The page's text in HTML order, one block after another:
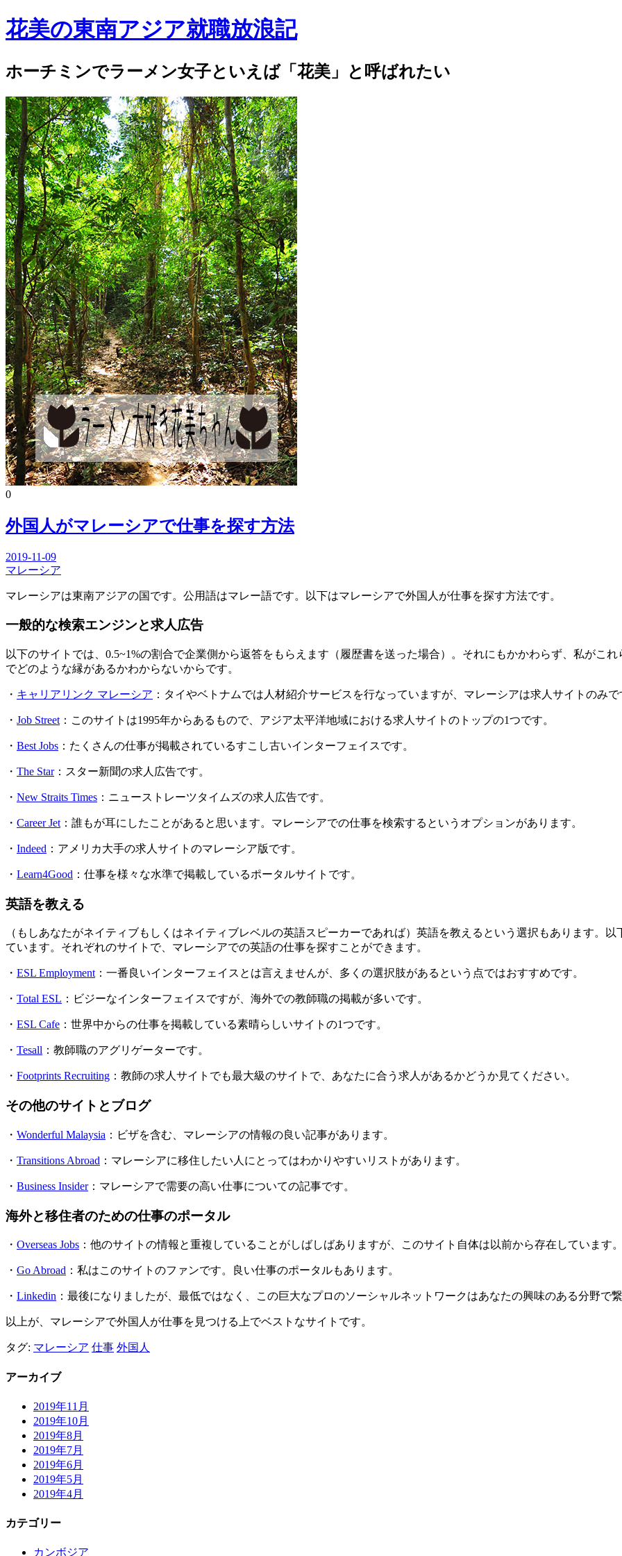
花美の東南アジア就職放浪記
ホーチミンでラーメン女子といえば「花美」と呼ばれたい
0
外国人がマレーシアで仕事を探す方法
2019-11-09
マレーシア
マレーシアは東南アジアの国です。公用語はマレー語です。以下はマレーシアで外国人が仕事を探す方法です。
一般的な検索エンジンと求人広告
以下のサイトでは、0.5~1%の割合で企業側から返答をもらえます（履歴書を送った場合）。それにもかかわらず、私がこ
でどのような縁があるかわからないからです。
・ キャリアリンク マレーシア ：タイやベトナムでは人材紹介サービスを行なっていますが、マレーシアは求人サイトのみで
・ Job Street ：このサイトは1995年からあるもので、アジア太平洋地域における求人サイトのトップの1つです。
・ Best Jobs ：たくさんの仕事が掲載されているすこし古いインターフェイスです。
・ The Star：スター新聞の求人広告です。
・ New Straits Times ：ニューストレーツタイムズの求人広告です。
・ Career Jet ：誰もが耳にしたことがあると思います。マレーシアでの仕事を検索するというオプションがあります。
・ Indeed ：アメリカ大手の求人サイトのマレーシア版です。
・ Learn4Good ：仕事を様々な水準で掲載しているポータルサイトです。
英語を教える
（もしあなたがネイティブもしくはネイティブレベルの英語スピーカーであれば）英語を教えるという選択もあります。
ています。それぞれのサイトで、マレーシアでの英語の仕事を探すことができます。
・ ESL Employment：一番良いインターフェイスとは言えませんが、多くの選択肢があるという点ではおすすめです。
・ Total ESL ：ビジーなインターフェイスですが、海外での教師職の掲載が多いです。
・ ESL Cafe ：世界中からの仕事を掲載している素晴らしいサイトの1つです。
・ Tesall ：教師職のアグリゲーターです。
・ Footprints Recruiting ：教師の求人サイトでも最大級のサイトで、あなたに合う求人があるかどうか見てください。
その他のサイトとブログ
・ Wonderful Malaysia ：ビザを含む、マレーシアの情報の良い記事があります。
・ Transitions Abroad ：マレーシアに移住したい人にとってはわかりやすいリストがあります。
・ Business Insider：マレーシアで需要の高い仕事についての記事です。
海外と移住者のための仕事のポータル
・ Overseas Jobs ：他のサイトの情報と重複していることがしばしばありますが、このサイト自体は以前から存在しています
・ Go Abroad ：私はこのサイトのファンです。良い仕事のポータルもあります。
・ Linkedin ：最後になりましたが、最低ではなく、この巨大なプロのソーシャルネットワークはあなたの興味のある分野で
以上が、マレーシアで外国人が仕事を見つける上でベストなサイトです。
タグ: マレーシア 仕事 外国人
アーカイブ
2019年11月
2019年10月
2019年8月
2019年7月
2019年6月
2019年5月
2019年4月
カテゴリー
カンボジア